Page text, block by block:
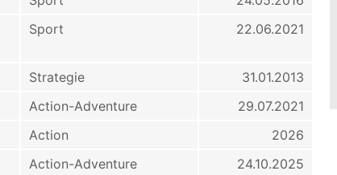
Sport 22.06.2021
Strategie
31.01.2013
Action-Adventure
29.07.2021
Action
2026
Action-Adventure
24.10.2025